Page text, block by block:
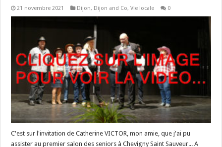
21 novembre 2021 Dijon, Dijon and Co,Vie locale 0
C'est sur l'invitation de Catherine VICTOR, mon amie, que j'ai pu
assister au premier salon des seniors à Chevigny Saint Sauveur... A